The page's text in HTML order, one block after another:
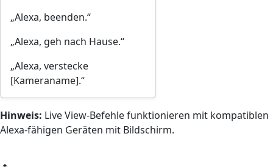
„Alexa, beenden.“
„Alexa, geh nach Hause.“
„Alexa, verstecke
[Kameraname].“
Hinweis: Live View-Befehle funktionieren mit kompatiblen
Alexa-fähigen Geräten mit Bildschirm.